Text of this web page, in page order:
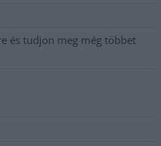
és tudjon meg még többet